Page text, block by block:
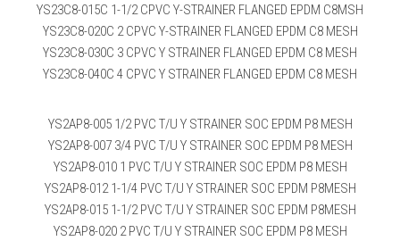
YS23C8-015C 1-1/2 CPVC Y-STRAINER FLANGED EPDM C8MSH
YS23C8-020C 2 CPVC Y-STRAINER FLANGED EPDM C8 MESH
YS23C8-030C 3 CPVC Y STRAINER FLANGED EPDM C8 MESH
YS23C8-040C 4 CPVC Y STRAINER FLANGED EPDM C8 MESH
YS2AP8-005 1/2 PVC T/U Y STRAINER SOC EPDM P8 MESH
YS2AP8-007 3/4 PVC T/U Y STRAINER SOC EPDM P8 MESH
YS2AP8-010 1 PVC T/U Y STRAINER SOC EPDM P8 MESH
YS2AP8-012 1-1/4 PVC T/U Y STRAINER SOC EPDM P8MESH
YS2AP8-015 1-1/2 PVC T/U Y STRAINER SOC EPDM P8MESH
YS2AP8-020 2 PVC T/U Y STRAINER SOC EPDM P8 MESH